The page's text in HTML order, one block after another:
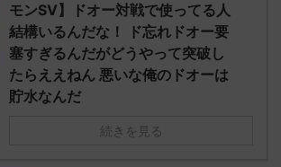
モンSV】ドオー対戦で使ってる人
結構いるんだな！ ド忘れドオー要
塞すぎるんだがどうやって突破し
たらええねん 悪いな俺のドオーは
貯水なんだ
続きを見る